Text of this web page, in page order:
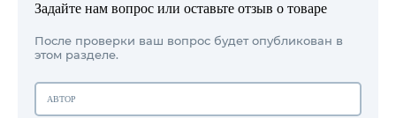
Задайте нам вопрос или оставьте отзыв о товаре
После проверки ваш вопрос будет опубликован в
этом разделе.